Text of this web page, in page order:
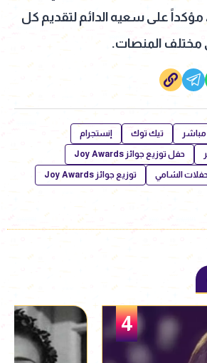
مؤكداً على سعيه الدائم لتقديم كل
مختلف المنصات.
تيك توك إنستجرام
حفل توزيع جوائز Joy Awards
الشامي توزيع جوائز Joy Awards
5